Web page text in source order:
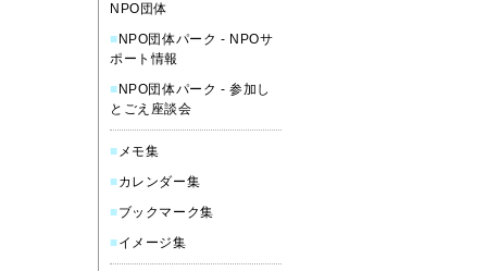
NPO団体
■ NPO団体パーク - NPOサ
ポート情報
■ NPO団体パーク - 参加し
とごえ座談会
■ メモ集
■カレンダー集
■ブックマーク集
■イメージ集